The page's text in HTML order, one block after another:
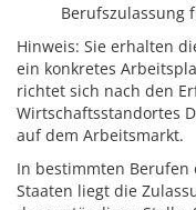
Berufszulassung
Hinweis: Sie erhalten
ein konkretes
richtet sich nach den
Wirtschaftsstandortes
auf dem Arbeitsmarkt.
In bestimmten
Staaten liegt die